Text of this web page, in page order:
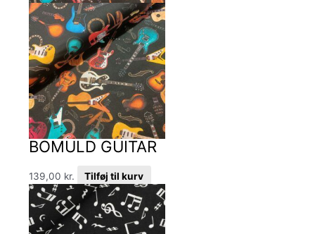
BOMULD GUITAR
139,00 kr. Tilføj til kurv